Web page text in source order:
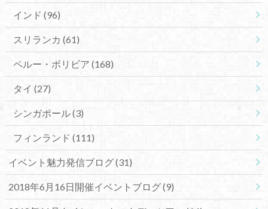
インド (96)
スリランカ (61)
ペルー・ボリビア (168)
タイ (27)
シンガポール(3)
フィンランド (111)
イベント魅力発信ブログ(31)
2018年6月16日開催イベントブログ(9)